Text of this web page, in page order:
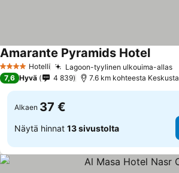
4 Tähtiluokitus
Hotelli Lagoon-tyylinen ulkouima-allas
Amarante Pyramids Hotel
7,6 Hyvä 4 839 7.6 km kohteesta Keskusta
Alkaen 37 €
Näytä hinnat 13 sivustolta